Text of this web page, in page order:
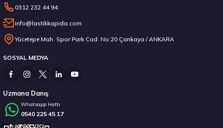
14.267,00 ₺
Stokta 12 Adet
0312 232 44 94
info@lastikkapida.com
Yücetepe Mah. Spor Park Cad. No:20 Çankaya / ANKARA
SOSYAL MEDYA
Uzmana Danış
Whatsapp Hattı
0540 225 45 17